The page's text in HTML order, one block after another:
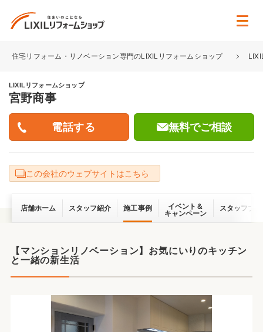
住宅リフォーム・リノベーション専門のLIXILリフォームショップ
LIXILリフォームショップ
宮野商事
無料でご相談
この会社のウェブサイトはこちら
店舗ホーム スタッフ紹介 施工事例
イベント＆
キャンペーン
スタッフブ
【マンションリノベーション】お気にいりのキッチン
と一緒の新生活